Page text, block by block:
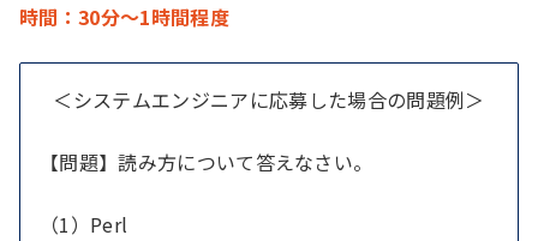
時間：30分～1時間程度
＜システムエンジニアに応募した場合の問題例＞
【問題】読み方について答えなさい。
（1）Perl